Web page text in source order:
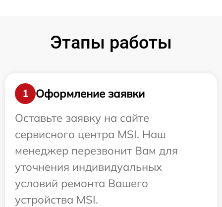
Этапы работы
1
Оформление заявки
Оставьте заявку на сайте
сервисного центра MSI. Наш
менеджер перезвонит Вам для
уточнения индивидуальных
условий ремонта Вашего
устройства MSI.